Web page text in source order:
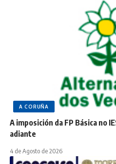
A CORUÑA
A imposición da FP Básica no
adiante
4 de Agosto de 2026